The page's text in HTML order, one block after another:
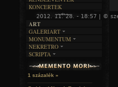
kifejezik a keresett
nászszobának szánt
A kísértetiesen
az arabeszkekkel
a kárpitok mögé
borzongató és
kételkedünk? Mert a
fényűzésben, a
felfedezni”(7) , és
Ez is lehet egy
bizonygatást. A bizarr
2012. 11. 28. - 18:57 | ©
KONCERTEK
ART
GALERIART
ARTGALERI
KÉPREGÉNYEK
LAKÁSKULTS
MONUMENTUM
TEMETŐK
TEMPLOMOK
VÁRAK
HELYEK
NEKRETRO
SZUBKULT
FEKETE LYUK
RELIKVIÁK
SCRIPTA
NOVELLÁK
VERSEK
1 százalék »